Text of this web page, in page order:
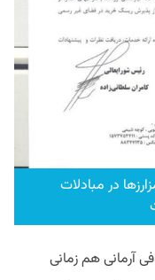
در مبادلات
آرمانیهمزمانی